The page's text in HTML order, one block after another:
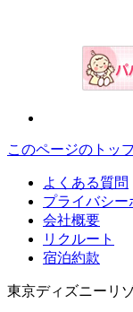
このページのトッ
よくある質問
プライバシー
会社概要
リクルート
宿泊約款
東京ディズニーリ